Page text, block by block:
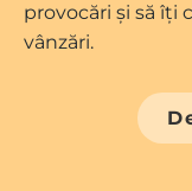
provocări și să îți
vânzări.